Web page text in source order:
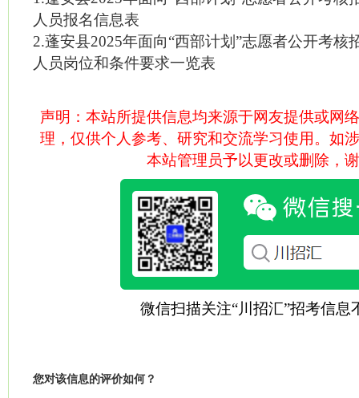
人员报名信息表
2.蓬安县2025年面向“西部计划”志愿者公开考核
人员岗位和条件要求一览表
声明：本站所提供信息均来源于网友提供或网
理，仅供个人参考、研究和交流学习使用。如
本站管理员予以更改或删除，
微信扫描关注“川招汇”招考信息
您对该信息的评价如何？